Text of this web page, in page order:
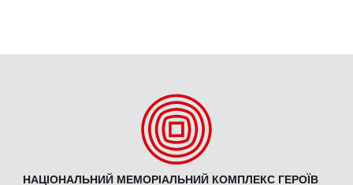
НАЦІОНАЛЬНИЙ МЕМОРІАЛЬНИЙ КОМПЛЕКС ГЕРОЇВ